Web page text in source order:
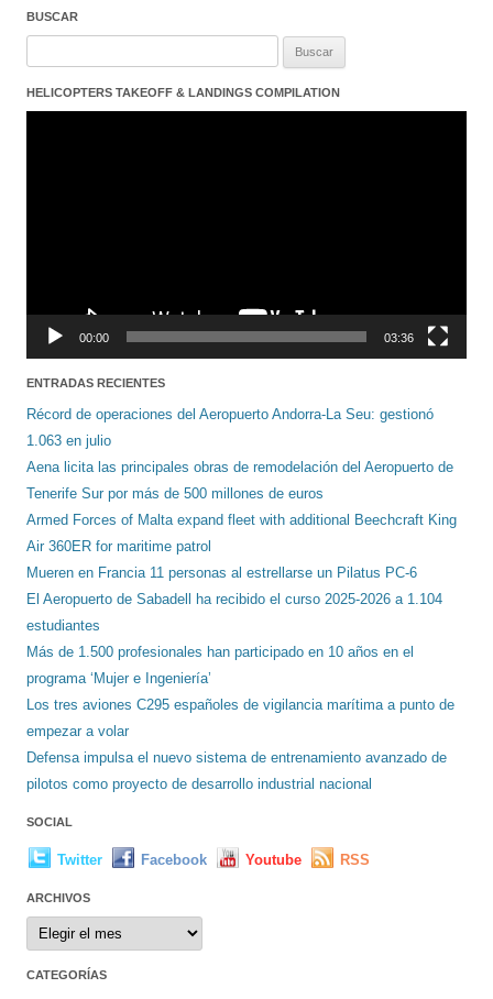
BUSCAR
HELICOPTERS TAKEOFF & LANDINGS COMPILATION
00:00 03:36
ENTRADAS RECIENTES
Récord de operaciones del Aeropuerto Andorra-La Seu: gestionó
1.063 en julio
Aena licita las principales obras de remodelación del Aeropuerto de
Tenerife Sur por más de 500 millones de euros
Armed Forces of Malta expand fleet with additional Beechcraft King
Air 360ER for maritime patrol
Mueren en Francia 11 personas al estrellarse un Pilatus PC-6
El Aeropuerto de Sabadell ha recibido el curso 2025-2026 a 1.104
estudiantes
Más de 1.500 profesionales han participado en 10 años en el
programa ‘Mujer e Ingeniería’
Los tres aviones C295 españoles de vigilancia marítima a punto de
empezar a volar
Defensa impulsa el nuevo sistema de entrenamiento avanzado de
pilotos como proyecto de desarrollo industrial nacional
SOCIAL
Twitter Facebook Youtube RSS
ARCHIVOS
Archivos
CATEGORÍAS